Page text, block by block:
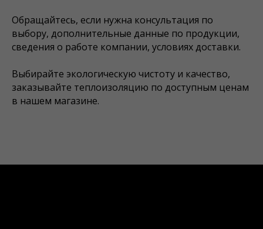
Обращайтесь, если нужна консультация по
выбору, дополнительные данные по продукции,
сведения о работе компании, условиях доставки.
Выбирайте экологическую чистоту и качество,
заказывайте теплоизоляцию по доступным ценам
в нашем магазине.